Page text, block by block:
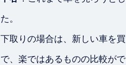
た。
下取りの場合は、新しい車を
で、楽ではあるものの比較が